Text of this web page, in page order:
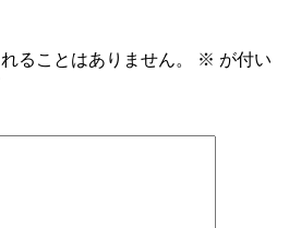
ることはありません。 ※ が付い